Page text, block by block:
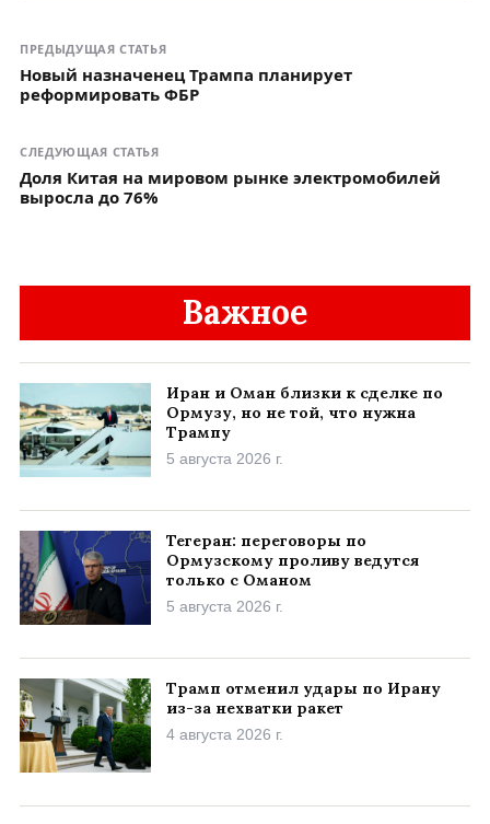
ПРЕДЫДУЩАЯ СТАТЬЯ
Новый назначенец Трампа планирует
реформировать ФБР
СЛЕДУЮЩАЯ СТАТЬЯ
Доля Китая на мировом рынке электромобилей
выросла до 76%
Важное
Иран и Оман близки к сделке по
Ормузу, но не той, что нужна
Трампу
5 августа 2026 г.
Тегеран: переговоры по
Ормузскому проливу ведутся
только с Оманом
5 августа 2026 г.
Трамп отменил удары по Ирану
из-за нехватки ракет
4 августа 2026 г.